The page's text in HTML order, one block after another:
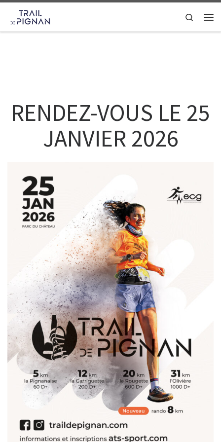
Skip to content
Search
RENDEZ-VOUS LE 25
JANVIER 2026